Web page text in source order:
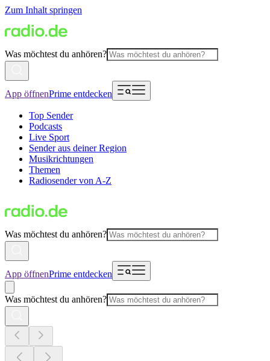
Zum Inhalt springen
Was möchtest du anhören?
App öffnenPrime entdecken
Top Sender
Podcasts
Live Sport
Sender aus deiner Region
Musikrichtungen
Themen
Radiosender von A-Z
Was möchtest du anhören?
App öffnenPrime entdecken
Was möchtest du anhören?